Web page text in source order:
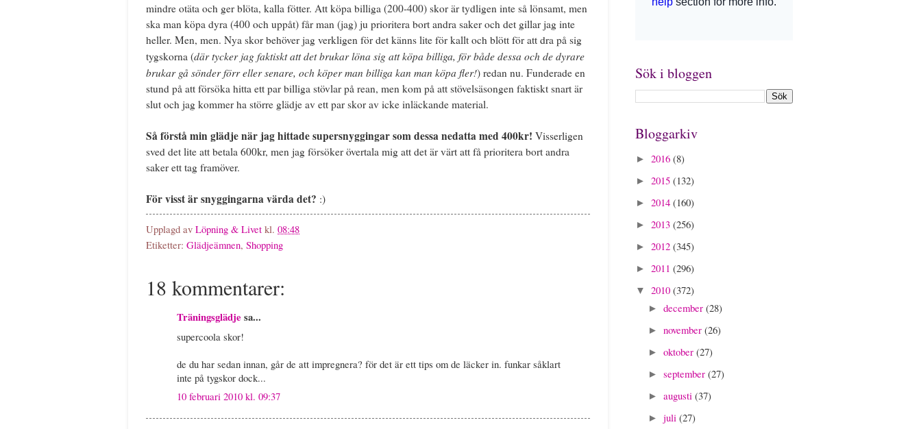
mindre otäta och ger blöta, kalla fötter. Att köpa billiga (200-400) skor är tydligen inte så lönsamt, men
ska man köpa dyra (400 och uppåt) får man (jag) ju prioritera bort andra saker och det gillar jag inte
heller. Men, men. Nya skor behöver jag verkligen för det känns lite för kallt och blött för att dra på sig
tygskorna (där tycker jag faktiskt att det brukar löna sig att köpa billiga, för både dessa och de dyrare
brukar gå sönder förr eller senare, och köper man billiga kan man köpa fler!) redan nu. Funderade en
stund på att försöka hitta ett par billiga stövlar på rean, men kom på att stövelsäsongen faktiskt snart är
slut och jag kommer ha större glädje av ett par skor av icke inläckande material.
Så förstå min glädje när jag hittade supersnyggingar som dessa nedatta med 400kr! Visserligen
sved det lite att betala 600kr, men jag försöker övertala mig att det är värt att få prioritera bort andra
saker ett tag framöver.
För visst är snyggingarna värda det? :)
Upplagd av Löpning & Livet kl. 08:48
Etiketter: Glädjeämnen, Shopping
18 kommentarer:
Träningsglädje sa...
supercoola skor!
de du har sedan innan, går de att impregnera? för det är ett tips om de läcker in. funkar såklart
inte på tygskor dock...
10 februari 2010 kl. 09:37
Sök i bloggen
Bloggarkiv
► 2016 (8)
► 2015 (132)
► 2014 (160)
► 2013 (256)
► 2012 (345)
► 2011 (296)
▼ 2010 (372)
► december (28)
► november (26)
► oktober (27)
► september (27)
► augusti (37)
► juli (27)